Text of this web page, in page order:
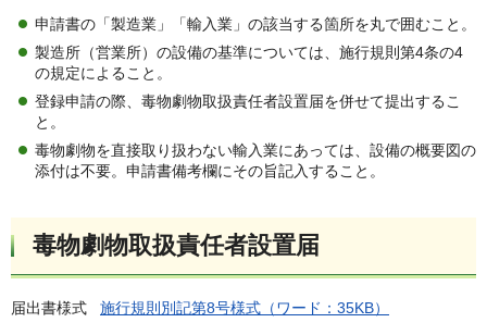
申請書の「製造業」「輸入業」の該当する箇所を丸で囲むこと。
製造所（営業所）の設備の基準については、施行規則第4条の4
の規定によること。
登録申請の際、毒物劇物取扱責任者設置届を併せて提出するこ
と。
毒物劇物を直接取り扱わない輸入業にあっては、設備の概要図の
添付は不要。申請書備考欄にその旨記入すること。
毒物劇物取扱責任者設置届
届出書様式 施行規則別記第8号様式（ワード：35KB）